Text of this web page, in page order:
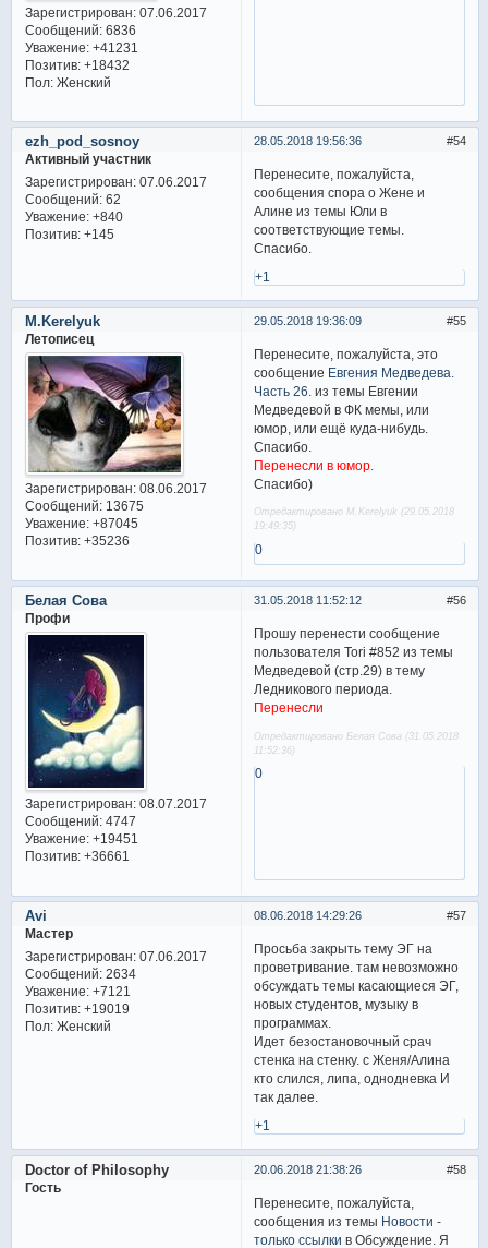
Зарегистрирован: 07.06.2017
Сообщений:6836
Уважение: +41231
Позитив: +18432
Пол:Женский
54
28.05.2018 19:56:36
ezh_pod_sosnoy
Активный участник
Зарегистрирован: 07.06.2017
Сообщений:62
Уважение: +840
Позитив: +145
Перенесите, пожалуйста,
сообщения спора о Жене и
Алине из темы Юли в
соответствующие темы.
Спасибо.
+1
55
29.05.2018 19:36:09
M.Kerelyuk
Летописец
Зарегистрирован: 08.06.2017
Сообщений:13675
Уважение: +87045
Позитив: +35236
Перенесите, пожалуйста, это
сообщение Евгения Медведева.
Часть 26. из темы Евгении
Медведевой в ФК мемы, или
юмор, или ещё куда-нибудь.
Спасибо.
Перенесли в юмор.
Спасибо)
Отредактировано M.Kerelyuk (29.05.2018
19:49:35)
0
56
31.05.2018 11:52:12
Белая Сова
Профи
Зарегистрирован: 08.07.2017
Сообщений:4747
Уважение: +19451
Позитив: +36661
Прошу перенести сообщение
пользователя Tori #852 из темы
Медведевой (стр.29) в тему
Ледникового периода.
Перенесли
Отредактировано Белая Сова (31.05.2018
11:52:36)
0
57
08.06.2018 14:29:26
Avi
Мастер
Зарегистрирован: 07.06.2017
Сообщений:2634
Уважение: +7121
Позитив: +19019
Пол:Женский
Просьба закрыть тему ЭГ на
проветривание. там невозможно
обсуждать темы касающиеся ЭГ,
новых студентов, музыку в
программах.
Идет безостановочный срач
стенка на стенку. с Женя/Алина
кто слился, липа, однодневка И
так далее.
+1
58
20.06.2018 21:38:26
Doctor of Philosophy
Гость
Перенесите, пожалуйста,
сообщения из темы Новости -
только ссылки в Обсуждение. Я